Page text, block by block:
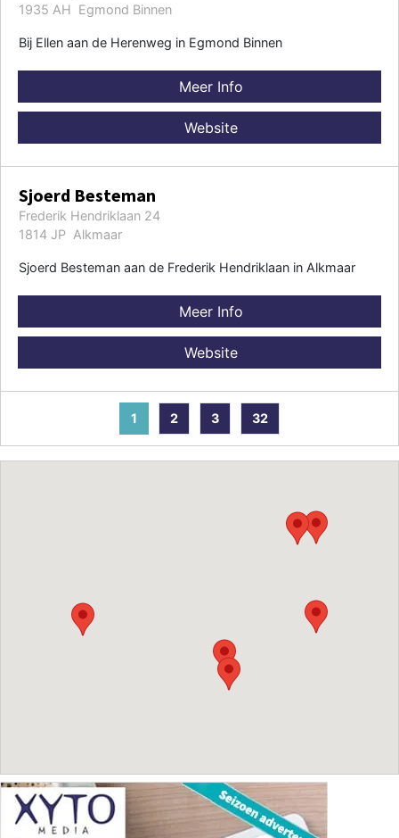
1935 AH Egmond Binnen
Bij Ellen aan de Herenweg in Egmond Binnen
Meer Info
Website
Sjoerd Besteman
Frederik Hendriklaan 24
1814 JP Alkmaar
Sjoerd Besteman aan de Frederik Hendriklaan in Alkmaar
Meer Info
Website
1 2 3 32